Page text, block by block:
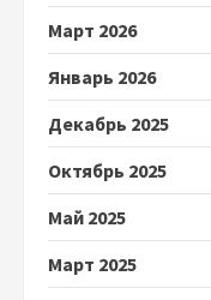
Март 2026
Январь 2026
Декабрь 2025
Октябрь 2025
Май 2025
Март 2025